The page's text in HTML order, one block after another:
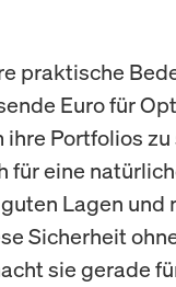
praktische
Euro für
Portfolios
für eine
Lagen und
Sicherheit
sie gerade